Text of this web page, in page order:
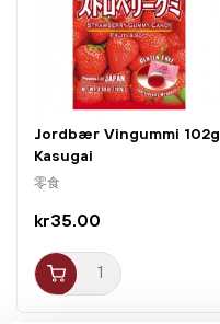
Jordbær Vingummi 102g
Kasugai
零食
kr35.00